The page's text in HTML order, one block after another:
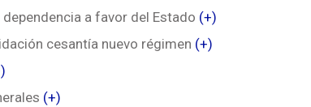
a favor del Estado (+)
cesantía nuevo régimen (+)
(+)